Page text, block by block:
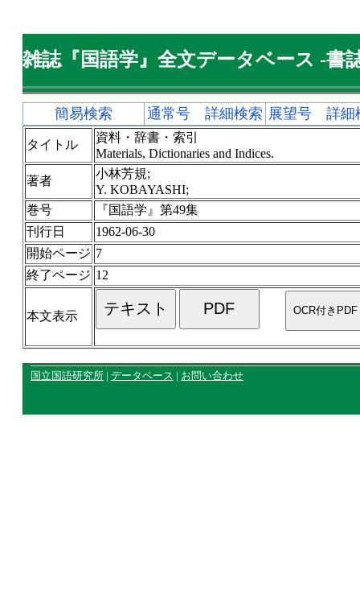
雑誌『国語学』全文データベース -書
簡易検索 通常号 詳細検索 展望号 詳細
タイトル
資料・辞書・索引
Materials, Dictionaries and Indices.
著者
小林芳規;
Y. KOBAYASHI;
巻号
『国語学』第49集
刊行日
1962-06-30
開始ページ 7
終了ページ 12
本文表示
国立国語研究所 | データベース | お問い合わせ